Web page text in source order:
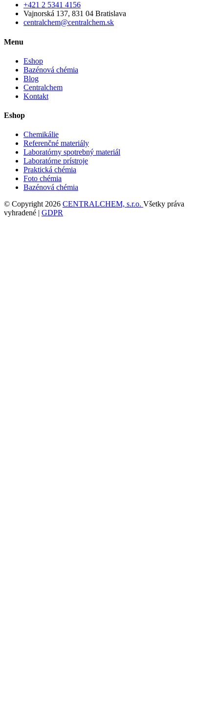
+421 2 5341 4156
Vajnorská 137, 831 04 Bratislava
centralchem@centralchem.sk
Menu
Eshop
Bazénová chémia
Blog
Centralchem
Kontakt
Eshop
Chemikálie
Referenčné materiály
Laboratórny spotrebný materiál
Laboratórne prístroje
Praktická chémia
Foto chémia
Bazénová chémia
© Copyright 2026 CENTRALCHEM, s.r.o. Všetky práva
vyhradené | GDPR